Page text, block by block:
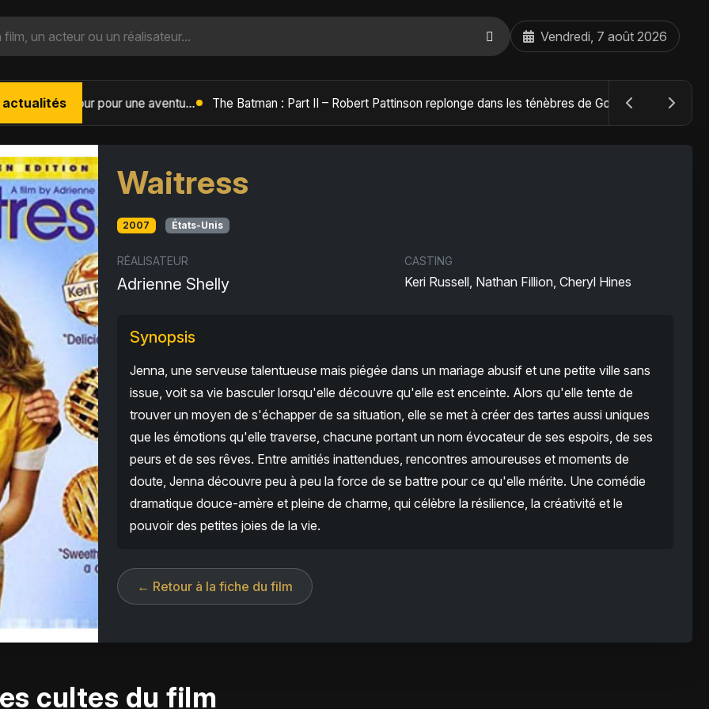
Vendredi, 7 août 2026
actualités L'Âge de Glace : Le Réveil du Volcan – Manny, Sid et Diego de retour pour une aventure explosive The Batman : Part II – Robert Pattinson replonge dans les ténèbres de Gotham dès octobre 2027
Waitress
2007 États-Unis
RÉALISATEUR
Adrienne Shelly
CASTING
Keri Russell, Nathan Fillion, Cheryl Hines
Synopsis
Jenna, une serveuse talentueuse mais piégée dans un mariage abusif et une petite ville sans
issue, voit sa vie basculer lorsqu'elle découvre qu'elle est enceinte. Alors qu'elle tente de
trouver un moyen de s'échapper de sa situation, elle se met à créer des tartes aussi uniques
que les émotions qu'elle traverse, chacune portant un nom évocateur de ses espoirs, de ses
peurs et de ses rêves. Entre amitiés inattendues, rencontres amoureuses et moments de
doute, Jenna découvre peu à peu la force de se battre pour ce qu'elle mérite. Une comédie
dramatique douce-amère et pleine de charme, qui célèbre la résilience, la créativité et le
pouvoir des petites joies de la vie.
← Retour à la fiche du film
cultes du film